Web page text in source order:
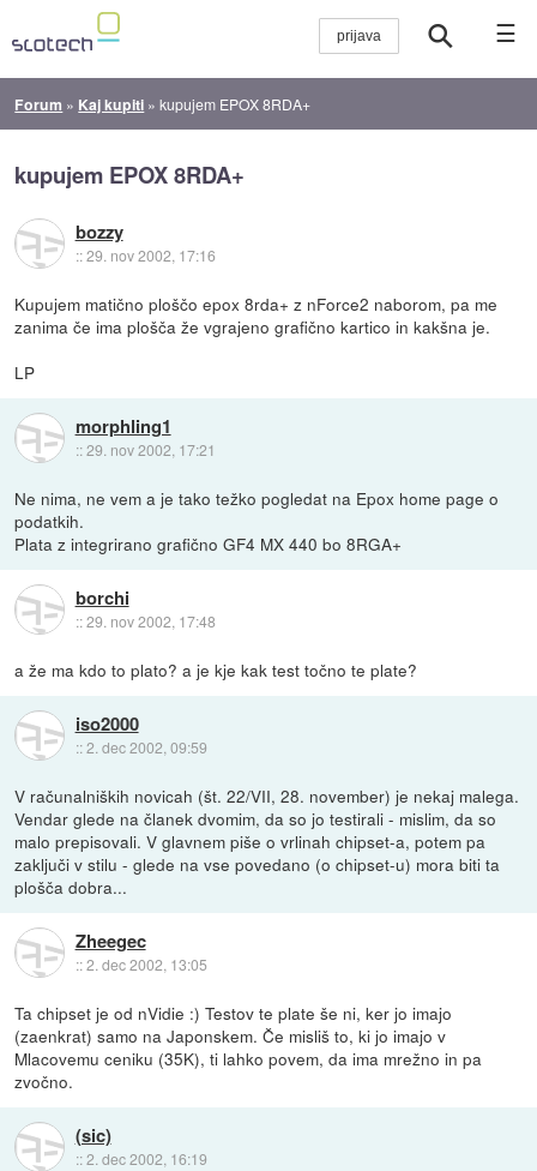
☰
Forum » Kaj kupiti »kupujem EPOX 8RDA+
kupujem EPOX 8RDA+
bozzy
::29. nov 2002, 17:16
Kupujem matično ploščo epox 8rda+ z nForce2 naborom, pa me
zanima če ima plošča že vgrajeno grafično kartico in kakšna je.
LP
morphling1
::29. nov 2002, 17:21
Ne nima, ne vem a je tako težko pogledat na Epox home page o
podatkih.
Plata z integrirano grafično GF4 MX 440 bo 8RGA+
borchi
::29. nov 2002, 17:48
a že ma kdo to plato? a je kje kak test točno te plate?
iso2000
::2. dec 2002, 09:59
V računalniških novicah (št. 22/VII, 28. november) je nekaj malega.
Vendar glede na članek dvomim, da so jo testirali - mislim, da so
malo prepisovali. V glavnem piše o vrlinah chipset-a, potem pa
zaključi v stilu - glede na vse povedano (o chipset-u) mora biti ta
plošča dobra...
Zheegec
::2. dec 2002, 13:05
Ta chipset je od nVidie :) Testov te plate še ni, ker jo imajo
(zaenkrat) samo na Japonskem. Če misliš to, ki jo imajo v
Mlacovemu ceniku (35K), ti lahko povem, da ima mrežno in pa
zvočno.
(sic)
::2. dec 2002, 16:19